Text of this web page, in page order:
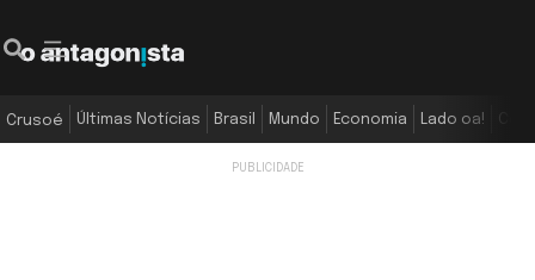
Crusoé Últimas Notícias Brasil Mundo Economia Lado oa!